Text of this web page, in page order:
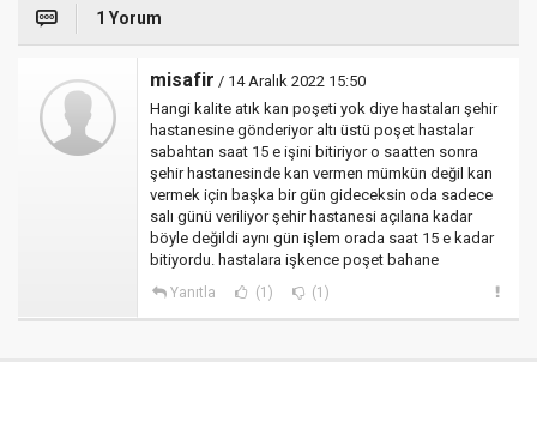
1 Yorum
misafir / 14 Aralık 2022 15:50
Hangi kalite atık kan poşeti yok diye hastaları şehir
hastanesine gönderiyor altı üstü poşet hastalar
sabahtan saat 15 e işini bitiriyor o saatten sonra
şehir hastanesinde kan vermen mümkün değil kan
vermek için başka bir gün gideceksin oda sadece
salı günü veriliyor şehir hastanesi açılana kadar
böyle değildi aynı gün işlem orada saat 15 e kadar
bitiyordu. hastalara işkence poşet bahane
Yanıtla (1) (1)